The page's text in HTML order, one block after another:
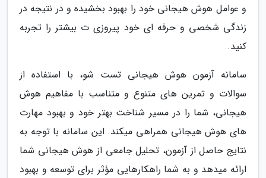
و عوامل هوش هیجانی خود را بهبود بخشیده و در نتیجه در
زندگی شخصی و حرفه ای خود پیروزی ت بیشتر را تجربه
کنید.
سامانه آزمون هوش هیجانی تست شو، با استفاده از
سوالات و تمرین های متنوع و متناسب با مفاهیم هوش
هیجانی، شما را در مسیر شناخت بهتر خود و بهبود مهارت
های هوش هیجانی همراهی میکند. این سامانه با توجه به
نتایج حاصل از آزمون، تحلیل جامعی از هوش هیجانی شما
ارائه میدهد و به شما راهکارهایی مؤثر برای توسعه و بهبود